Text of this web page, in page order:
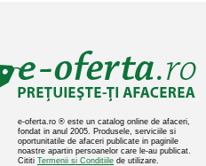
e-oferta.ro ® este un catalog online de afaceri,
fondat in anul 2005. Produsele, serviciile si
oportunitatile de afaceri publicate in paginile
noastre apartin persoanelor care le-au publicat.
Cititi Termenii si Conditiile de utilizare.